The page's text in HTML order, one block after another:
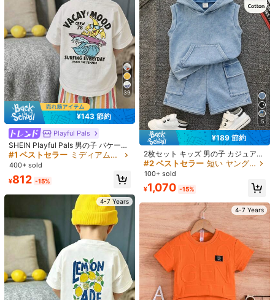
1,194 -25% ¥1,590
SHEIN Fantacosmos ボーイズ服 3点セット 半袖
tシャツ+ショートパンツ+帽子 子供服
4.96(500+)
サイズ
4Y(98-104 cm) 5Y(104-110 cm) 6Y (110-116 cm)
7Y(116-122 cm)
サイズガイド
サイズ表に記載されているセンチメートルの範囲は、身長を基準としていま
す。お子さまの身長に合わせてサイズをお選びください
お届け先 Japan
500 ポイント 付与遅延 お届け予定日: 8月12日 - 8月14日
返品無料
安全な支払い · プライバシー保護
Sold by & Ships from: SHEIN
39
¥143 節約
Playful Pals
SHEIN Playful Pals 男の子 バケーシ
ョン 楽しい ココナッツツリー ビー
チ スケートボード サーフ プリント
ョーツセット、春/夏 カジュアルア
ク、ストリートフォト、キャンパ
ス、夏/春に適しています
#1 ベストセラー ミディアムストレッチ ヤングボーイズTシャツコーデ
400+ sold
¥812 -15%
4-7 Years
5
¥189 節約
2枚セット キッズ 男の子 カジュアル
ブルー デニム フード付きTシャツ デ
ニムショーツ ニット トラックスー
タンクトップセット、ボーイズセッ
子の服
#2 ベストセラー 短い ヤングボーイズTシャツコーデ
100+ sold
¥1,070 -15%
4-7 Years